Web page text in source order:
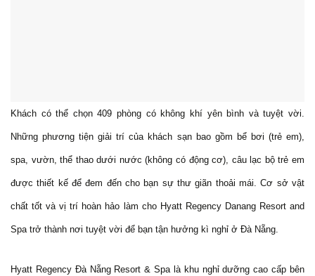
Khách có thể chọn 409 phòng có không khí yên bình và tuyệt vời.
Những phương tiện giải trí của khách sạn bao gồm bể bơi (trẻ em),
spa, vườn, thể thao dưới nước (không có động cơ), câu lạc bộ trẻ em
được thiết kế để đem đến cho bạn sự thư giãn thoải mái. Cơ sở vật
chất tốt và vị trí hoàn hảo làm cho Hyatt Regency Danang Resort and
Spa trở thành nơi tuyệt vời để bạn tận hưởng kì nghỉ ở Đà Nẵng.
Hyatt Regency Đà Nẵng Resort & Spa là khu nghỉ dưỡng cao cấp bên